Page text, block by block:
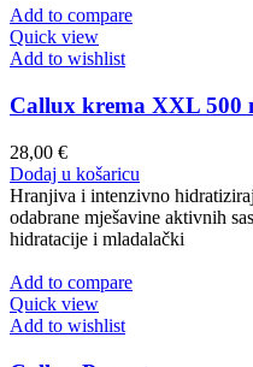
Add to compare
Quick view
Add to wishlist
Callux krema XXL 500
28,00 €
Dodaj u košaricu
Hranjiva i intenzivno
odabrane mješavine aktivnih
hidratacije i mladalački
Add to compare
Quick view
Add to wishlist